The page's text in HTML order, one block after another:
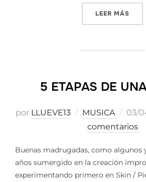
LEER MÁS
5 ETAPAS DE
por LLUEVE13 MUSICA
el
03/
comentarios
Buenas madrugadas, como algunos
años sumergido en la creación
experimentando primero en Skin /